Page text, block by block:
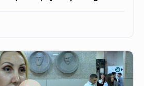
(2025 թ․)
(2023-2024 թթ)